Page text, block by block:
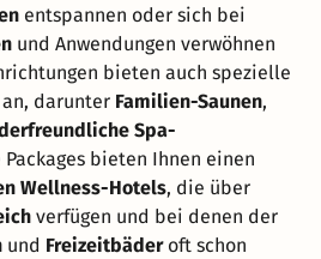
entspannen oder sich bei
und Anwendungen verwöhnen
bieten auch spezielle
an, darunter Familien-Saunen,
Spa-
Packages bieten Ihnen einen
Wellness-Hotels, die über
verfügen und bei denen der
und Freizeitbäderoft schon